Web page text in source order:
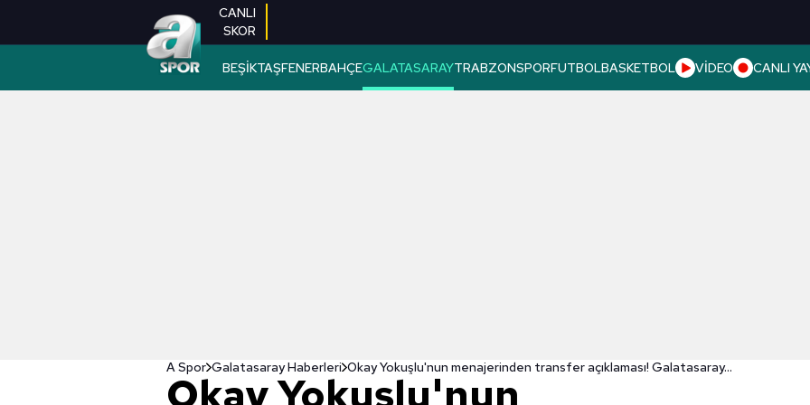
CANLI
SKOR
BEŞİKTAŞFENERBAHÇEGALATASARAYTRABZONSPORFUTBOLBASKETBOL VİDEO CANLI
A Spor Galatasaray Haberleri Okay Yokuşlu'nun menajerinden transfer açıklaması! Galatasaray...
Okay Yokuşlu'nun